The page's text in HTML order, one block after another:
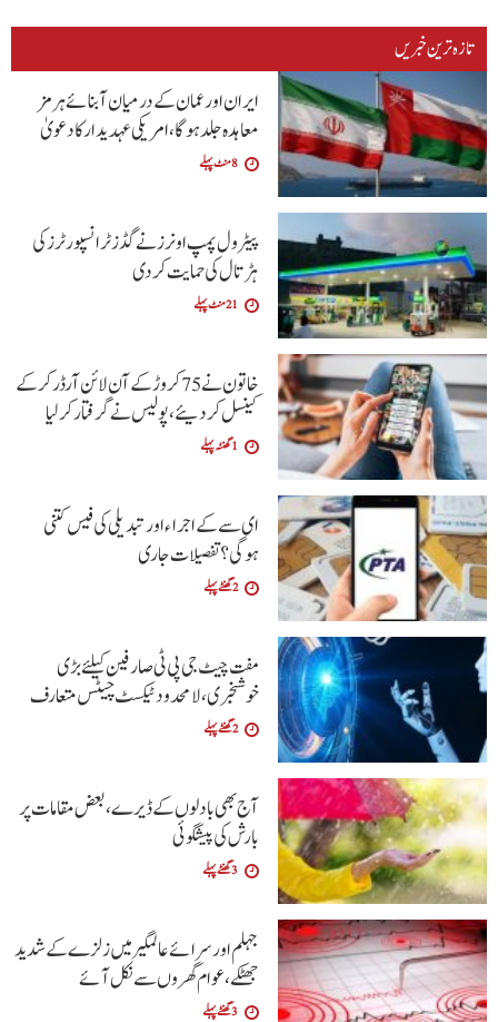
تازہ ترین خبریں
ایران اور عمان کے درمیان آبنائے ہرمز
معاہدہ جلد ہوگا،امریکی عہدیدار کا دعویٰ
8 منٹ پہلے
پیٹرول پمپ اونرز نے گڈز ٹرانسپورٹرز کی
ہڑتال کی حمایت کردی
21 منٹ پہلے
خاتون نے 75 کروڑ کے آن لائن آرڈر کرکے
کینسل کردیئے،پولیس نے گرفتار کرلیا
1 گھنٹہ پہلے
ای سے کے اجراءاور تبدیلی کی فیس کتنی
ہوگی؟تفصیلات جاری
2 گھنٹے پہلے
مفت چیٹ جی پی ٹی صارفین کیلئے بڑی
خوشخبری، لامحدود ٹیکسٹ چیٹس متعارف
2 گھنٹے پہلے
آج بھی بادلوں کے ڈیرے ، بعض مقامات پر
بارش کی پیشگوئی
3 گھنٹے پہلے
جہلم اور سرائے عالمگیر میں زلزے کے شدید
جھٹکے ،عوام گھروں سے نکل آئے
3 گھنٹے پہلے